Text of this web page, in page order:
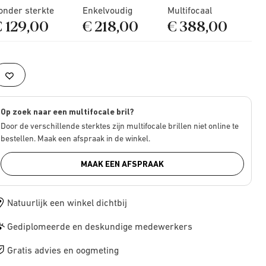
sterkte
129,00
Enkelvoudig
€ 218,00
Multifocaal
€ 388,00
Op zoek naar een multifocale bril?
Door de verschillende sterktes zijn multifocale brillen niet online te
bestellen. Maak een afspraak in de winkel.
MAAK EEN AFSPRAAK
Natuurlijk een winkel dichtbij
Gediplomeerde en deskundige medewerkers
Gratis advies en oogmeting